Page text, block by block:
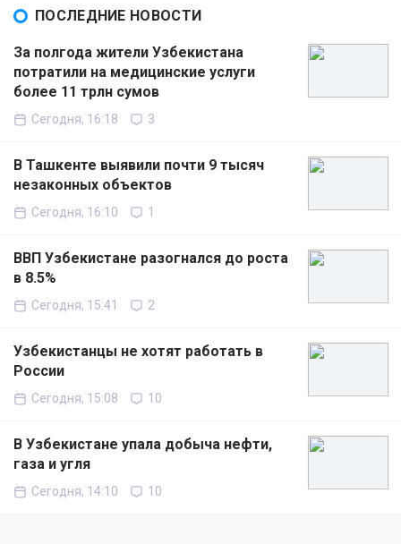
ПОСЛЕДНИЕ НОВОСТИ
За полгода жители Узбекистана
потратили на медицинские услуги
более 11 трлн сумов
Сегодня, 16:18 3
В Ташкенте выявили почти 9 тысяч
незаконных объектов
Сегодня, 16:10 1
ВВП Узбекистане разогнался до роста
в 8.5%
Сегодня, 15:41 2
Узбекистанцы не хотят работать в
России
Сегодня, 15:08 10
В Узбекистане упала добыча нефти,
газа и угля
Сегодня, 14:10 10